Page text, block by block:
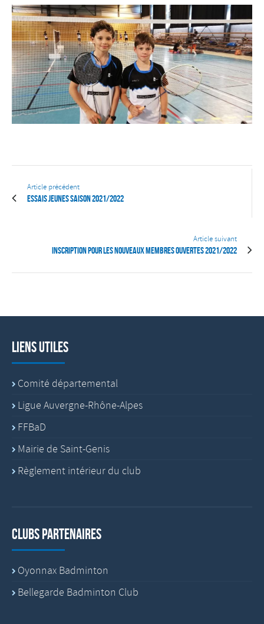
Article précédent
Essais jeunes saison 2021/2022
Article suivant
Inscription pour les nouveaux membres ouvertes 2021/2022
Liens utiles
Comité départemental
Ligue Auvergne-Rhône-Alpes
FFBaD
Mairie de Saint-Genis
Règlement intérieur du club
Clubs partenaires
Oyonnax Badminton
Bellegarde Badminton Club